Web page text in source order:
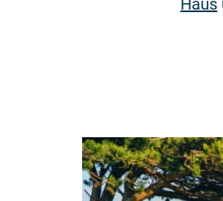
Haus